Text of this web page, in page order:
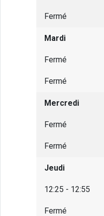
Fermé
Mardi
Fermé
Fermé
Mercredi
Fermé
Fermé
Jeudi
12:25 - 12:55
Fermé